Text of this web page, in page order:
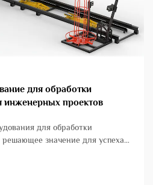
для обработки
инженерных проектов
для обработки
значение для успеха
Выбор оборудования